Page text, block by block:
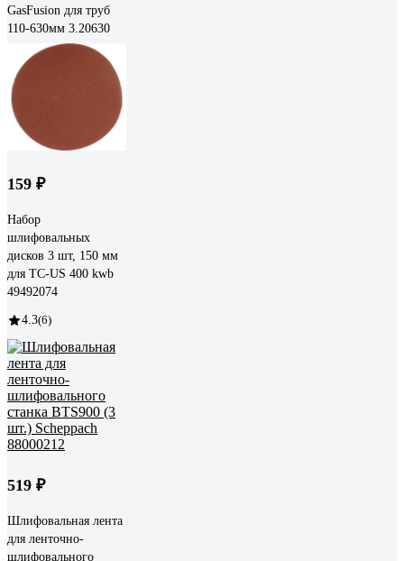
GasFusion для труб
110-630мм 3.20630
159 ₽
Набор
шлифовальных
дисков 3 шт, 150 мм
для TC-US 400 kwb
49492074
4.3(6)
519 ₽
Шлифовальная лента
для ленточно-
шлифовального